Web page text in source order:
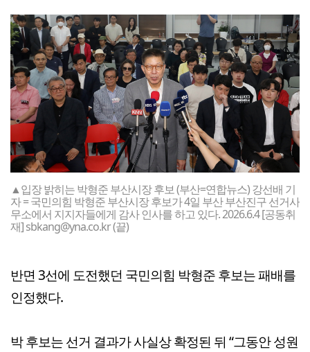
▲입장 밝히는 박형준 부산시장 후보 (부산=연합뉴스) 강선배 기
자 = 국민의힘 박형준 부산시장 후보가 4일 부산 부산진구 선거사
무소에서 지지자들에게 감사 인사를 하고 있다. 2026.6.4 [공동취
재] sbkang@yna.co.kr (끝)
반면 3선에 도전했던 국민의힘 박형준 후보는 패배를
인정했다.
박 후보는 선거 결과가 사실상 확정된 뒤 “그동안 성원